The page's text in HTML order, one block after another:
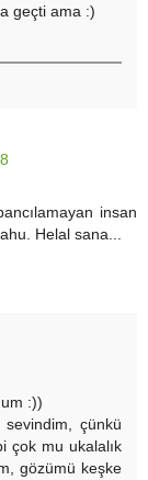
geçti ama :)
insan
Helal sana...
:))
çünkü
çok mu ukalalık
gözümü keşke